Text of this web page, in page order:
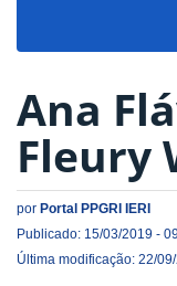
Ana
Fleury
por Portal PPGRI IERI
Publicado: 15/03/2019 -
Última modificação: 22/